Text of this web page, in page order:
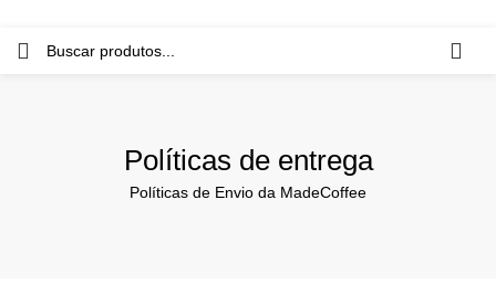
Políticas de entrega
Políticas de Envio da MadeCoffee